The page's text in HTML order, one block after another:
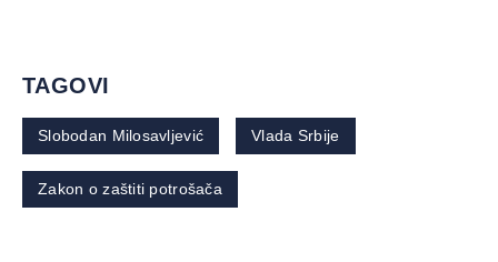
TAGOVI
Slobodan Milosavljević Vlada Srbije
Zakon o zaštiti potrošača